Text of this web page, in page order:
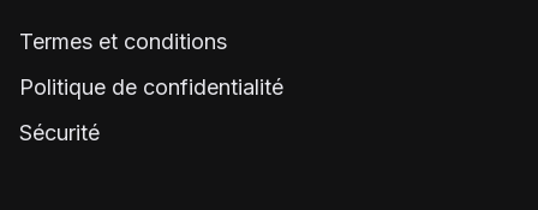
Termes et conditions
Politique de confidentialité
Sécurité